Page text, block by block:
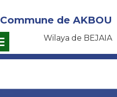
Commune de AKBOU
Wilaya de BEJAIA